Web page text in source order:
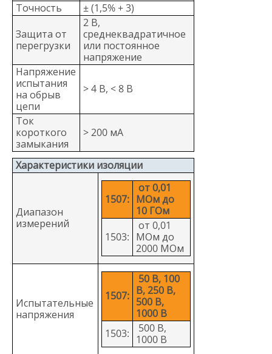
Точность
± (1,5% + 3)
Защита от
перегрузки
2 В,
среднеквадратичное
или постоянное
напряжение
Напряжение
испытания
на обрыв
цепи
> 4 В, < 8 В
Ток
короткого
замыкания
> 200 мА
Характеристики изоляции
Диапазон
измерений
1507:
от 0,01
МОм до
10 ГОм
1503:
от 0,01
МОм до
2000 МОм
Испытательные
напряжения
1507:
50 В, 100
В, 250 В,
500 В,
1000 В
1503:
500 В,
1000 В